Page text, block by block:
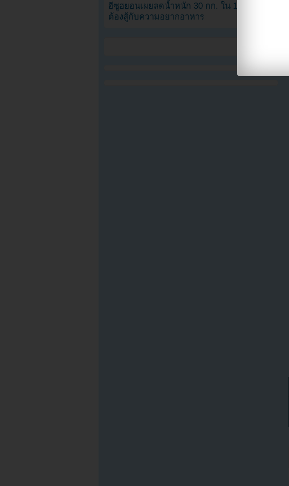
อีซูฮยอนเผยลดน้ำหนัก 30 กก. ใน 1 ปี แต่ยัง
ต้องสู้กับความอยากอาหาร